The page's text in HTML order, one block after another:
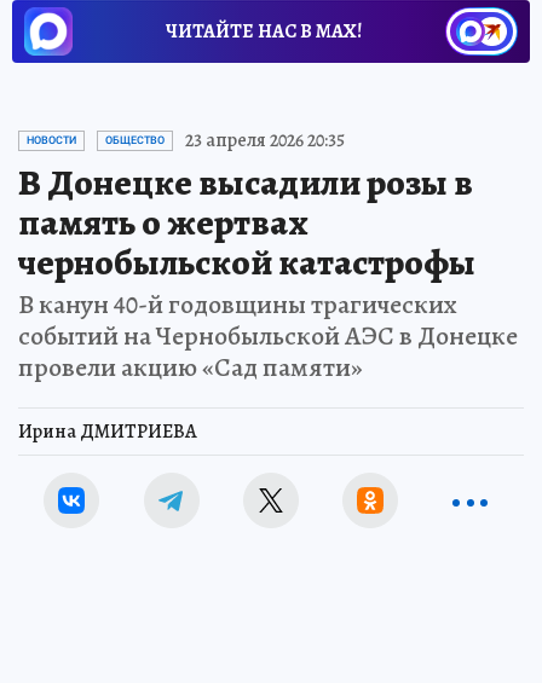
ЧИТАЙТЕ НАС В МАХ!
НОВОСТИ ОБЩЕСТВО 23 апреля 2026 20:35
В Донецке высадили розы в
память о жертвах
чернобыльской катастрофы
В канун 40-й годовщины трагических
событий на Чернобыльской АЭС в Донецке
провели акцию «Сад памяти»
Ирина ДМИТРИЕВА